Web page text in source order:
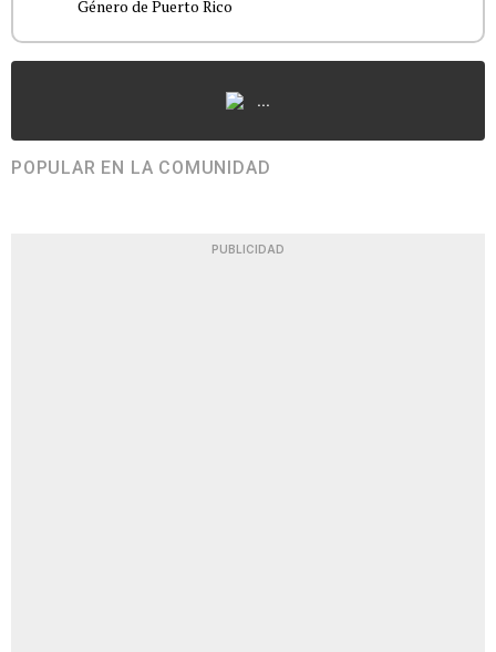
Género de Puerto Rico
...
POPULAR EN LA COMUNIDAD
PUBLICIDAD